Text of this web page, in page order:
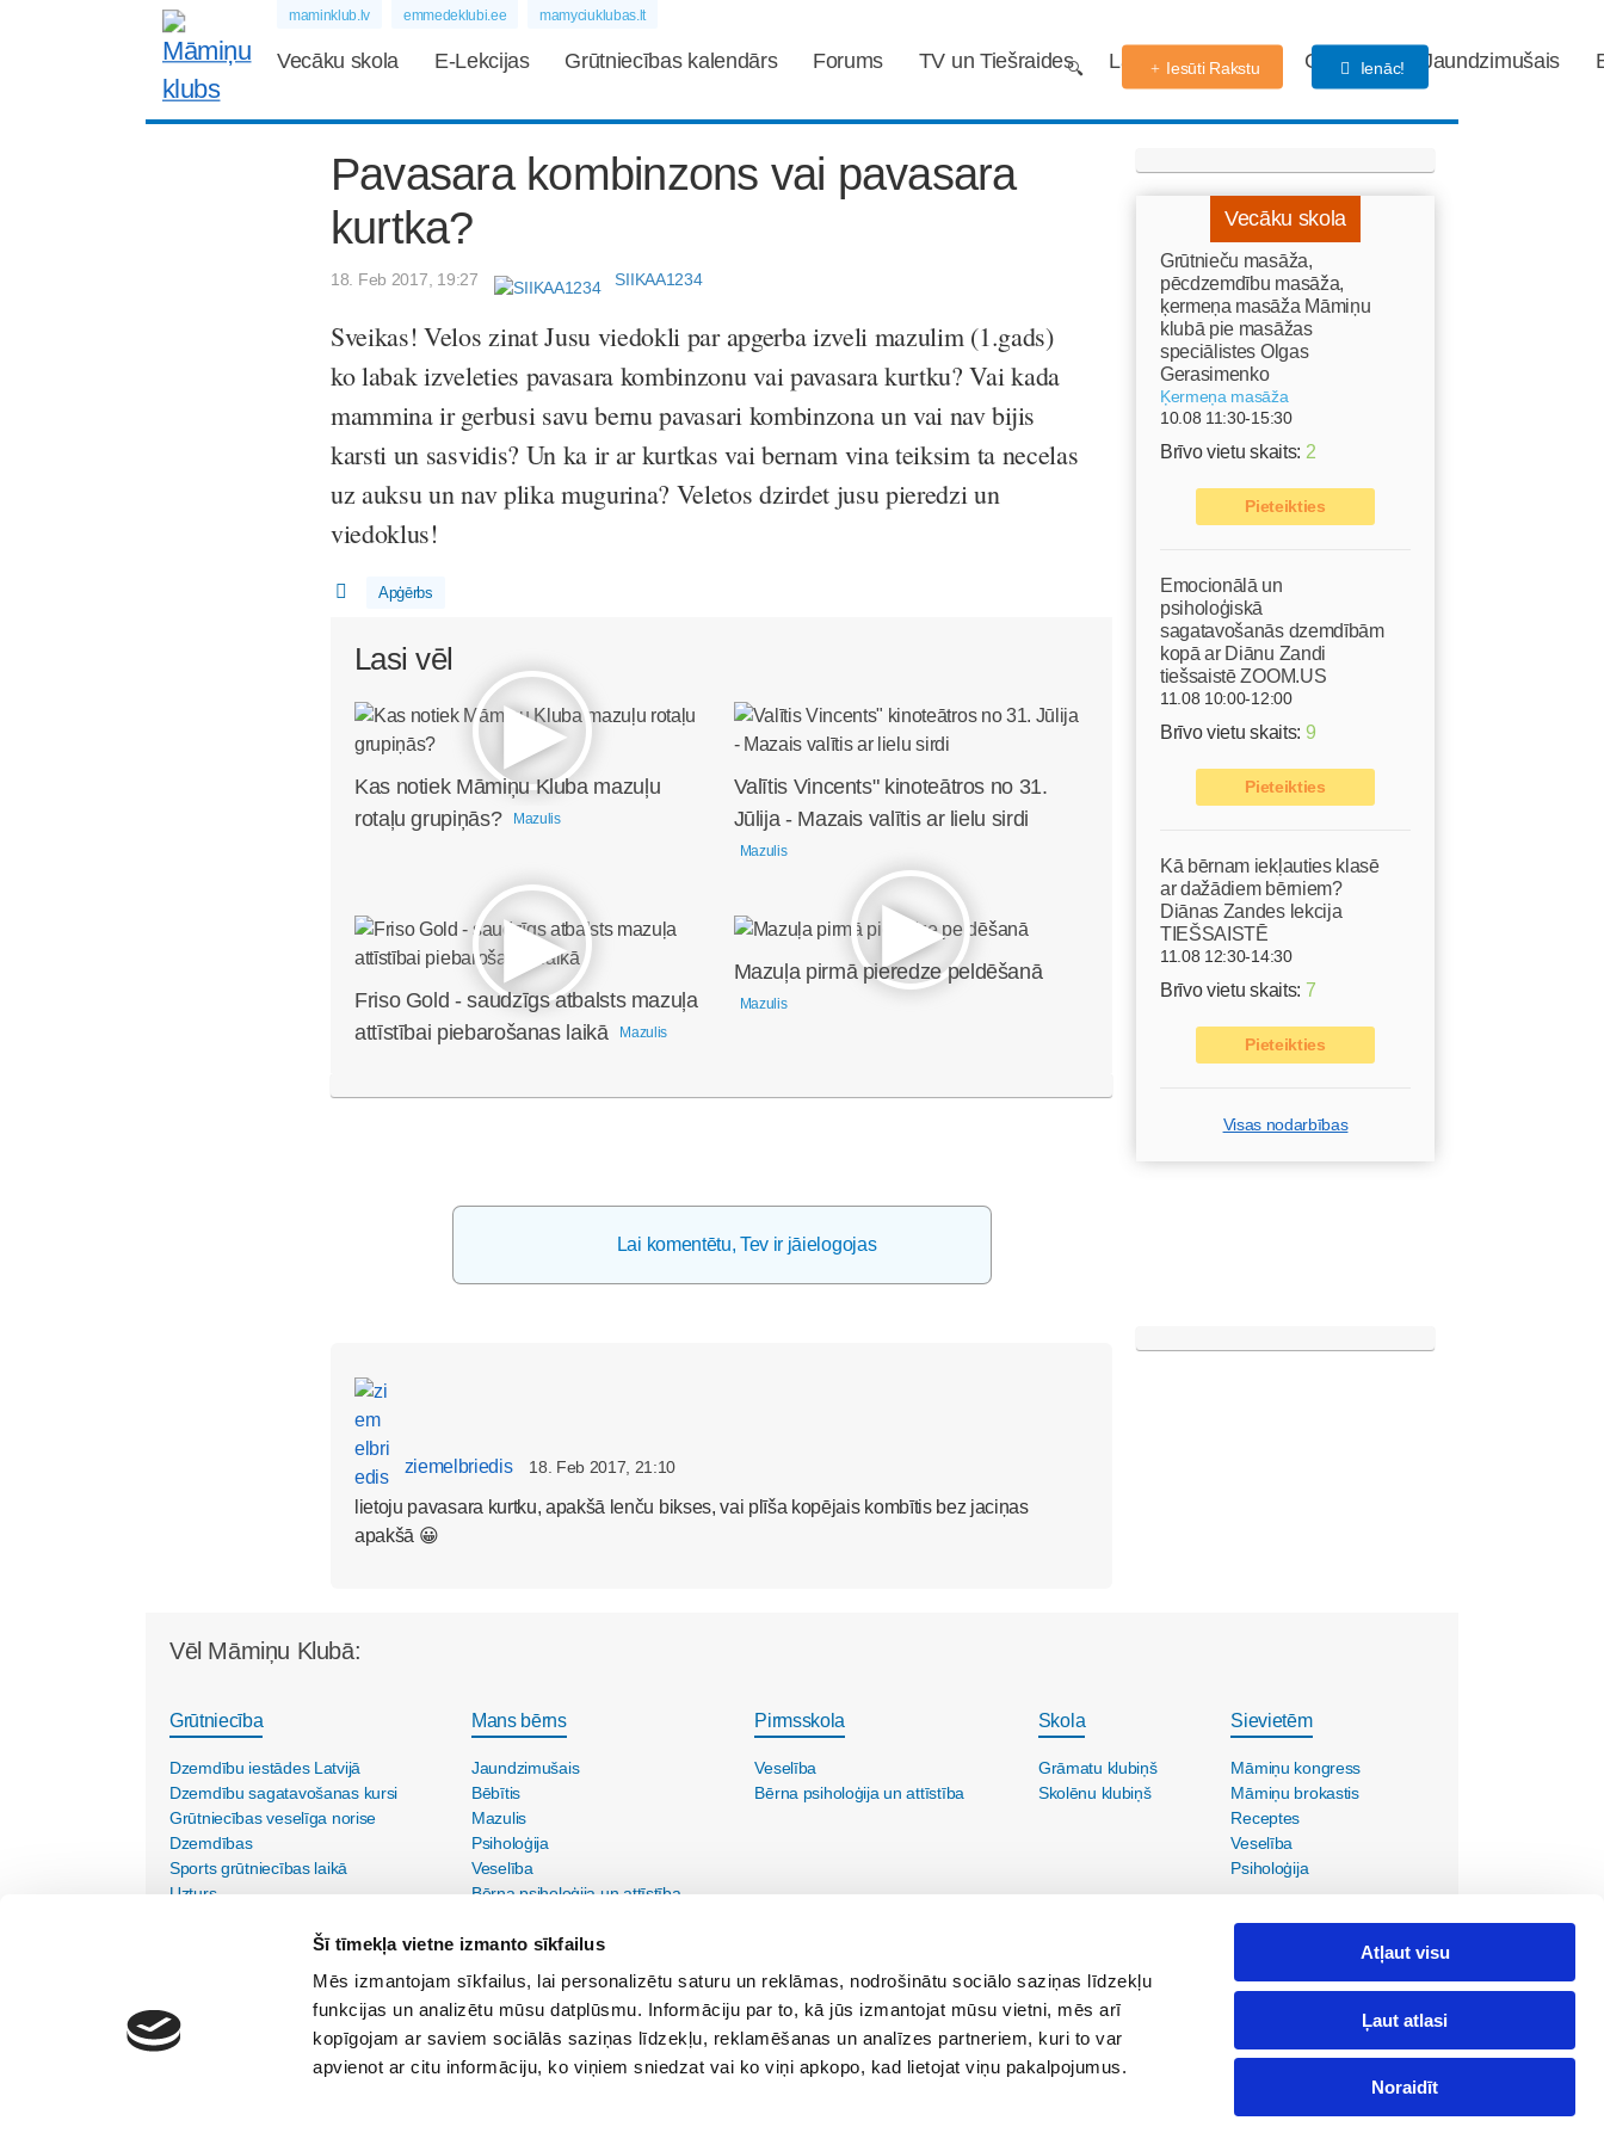
Šī tīmekļa vietne izmanto sīkfailus
Mēs izmantojam sīkfailus, lai personalizētu saturu un reklāmas, nodrošinātu sociālo saziņas līdzekļu
funkcijas un analizētu mūsu datplūsmu. Informāciju par to, kā jūs izmantojat mūsu vietni, mēs arī
kopīgojam ar saviem sociālās saziņas līdzekļu, reklamēšanas un analīzes partneriem, kuri to var
apvienot ar citu informāciju, ko viņiem sniedzat vai ko viņi apkopo, kad lietojat viņu pakalpojumus.
Atļaut visu
Ļaut atlasi
Noraidīt
maminklub.lv emmedeklubi.ee mamyciuklubas.lt
Vecāku skola E-Lekcijas Grūtniecības kalendārs Forums TV un Tiešraides Labdarības fonds Gaidības Jaundzimušais
Iesūti Rakstu Ienāc!
Pavasara kombinzons vai pavasara
kurtka?
18. Feb 2017, 19:27 SIIKAA1234
Sveikas! Velos zinat Jusu viedokli par apgerba izveli mazulim (1.gads)
ko labak izveleties pavasara kombinzonu vai pavasara kurtku? Vai kada
mammina ir gerbusi savu bernu pavasari kombinzona un vai nav bijis
karsti un sasvidis? Un ka ir ar kurtkas vai bernam vina teiksim ta necelas
uz auksu un nav plika mugurina? Veletos dzirdet jusu pieredzi un
viedoklus!
Apģērbs
Lasi vēl
Kas notiek Māmiņu Kluba mazuļu
rotaļu grupiņās?
Mazulis
Valītis Vincents" kinoteātros no 31.
Jūlija - Mazais valītis ar lielu sirdi
Mazulis
Friso Gold - saudzīgs atbalsts mazuļa
attīstībai piebarošanas laikā
Mazulis
Mazuļa pirmā pieredze peldēšanā
Mazulis
Vecāku skola
Grūtnieču masāža,
pēcdzemdību masāža,
ķermeņa masāža Māmiņu
klubā pie masāžas
speciālistes Olgas
Gerasimenko
Ķermeņa masāža
10.08 11:30-15:30
Brīvo vietu skaits: 2
Pieteikties
Emocionālā un
psiholoģiskā
sagatavošanās dzemdībām
kopā ar Diānu Zandi
tiešsaistē ZOOM.US
11.08 10:00-12:00
Brīvo vietu skaits: 9
Pieteikties
Kā bērnam iekļauties klasē
ar dažādiem bērniem?
Diānas Zandes lekcija
TIEŠSAISTĒ
11.08 12:30-14:30
Brīvo vietu skaits: 7
Pieteikties
Visas nodarbības
Lai komentētu, Tev ir jāielogojas
ziemelbriedis 18. Feb 2017, 21:10
lietoju pavasara kurtku, apakšā lenču bikses, vai plīša kopējais kombītis bez jaciņas
apakšā 😀
Vēl Māmiņu Klubā:
Grūtniecība
Dzemdību iestādes Latvijā
Dzemdību sagatavošanas kursi
Grūtniecības veselīga norise
Dzemdības
Sports grūtniecības laikā
Uzturs
Mans bērns
Jaundzimušais
Bēbītis
Mazulis
Psiholoģija
Veselība
Bērna psiholoģija un attīstība
Pirmsskola
Veselība
Bērna psiholoģija un attīstība
Skola
Grāmatu klubiņš
Skolēnu klubiņš
Sievietēm
Māmiņu kongress
Māmiņu brokastis
Receptes
Veselība
Psiholoģija
SIA "Lietišķās kreativitātes grupa"